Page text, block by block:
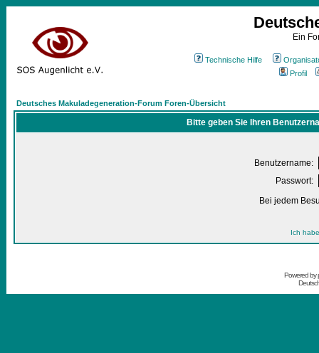
Ein
Technische Hilfe
Profil
Deutsches Makuladegeneration-Forum Foren-Übersicht
Bitte geben Sie Ihren
Benutzername:
Passwort:
Bei jedem
Ich
Powered by